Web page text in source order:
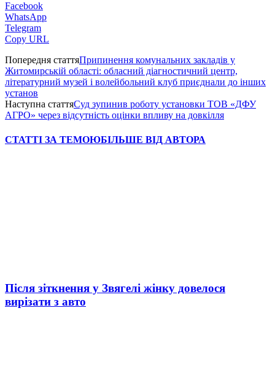
Facebook
WhatsApp
Telegram
Copy URL
Попередня статтяПрипинення комунальних закладів у
Житомирській області: обласний діагностичний центр,
літературний музей і волейбольний клуб приєднали до інших
установ
Наступна статтяСуд зупинив роботу установки ТОВ «ДФУ
АГРО» через відсутність оцінки впливу на довкілля
СТАТТІ ЗА ТЕМОЮБІЛЬШЕ ВІД АВТОРА
Після зіткнення у Звягелі жінку довелося
вирізати з авто